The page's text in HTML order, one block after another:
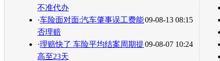
不准代办
09-08-13 08:15
·车险面对面:汽车肇事误工费能
否理赔
09-08-07 10:24
·理赔快了 车险平均结案周期提
高至23天